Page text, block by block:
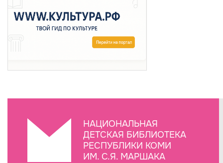
НАЦИОНАЛЬНАЯ
ДЕТСКАЯ БИБЛИОТЕКА
РЕСПУБЛИКИ КОМИ
ИМ. С.Я. МАРШАКА